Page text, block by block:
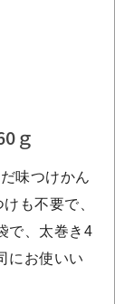
ｇ
味つけかん
も不要で、
で、太巻き4
にお使いい